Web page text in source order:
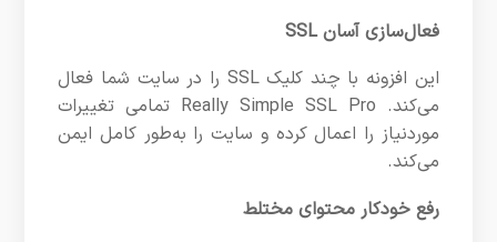
فعال‌سازی آسان SSL
این افزونه با چند کلیک SSL را در سایت شما فعال
می‌کند. Really Simple SSL Pro تمامی تغییرات
موردنیاز را اعمال کرده و سایت را به‌طور کامل ایمن
می‌کند.
رفع خودکار محتوای مختلط